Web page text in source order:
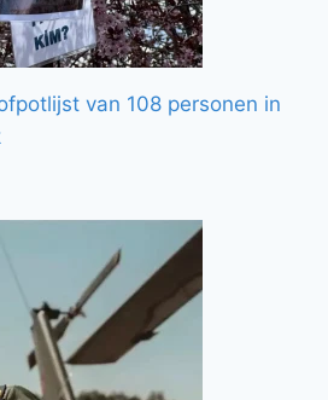
van 108 personen in